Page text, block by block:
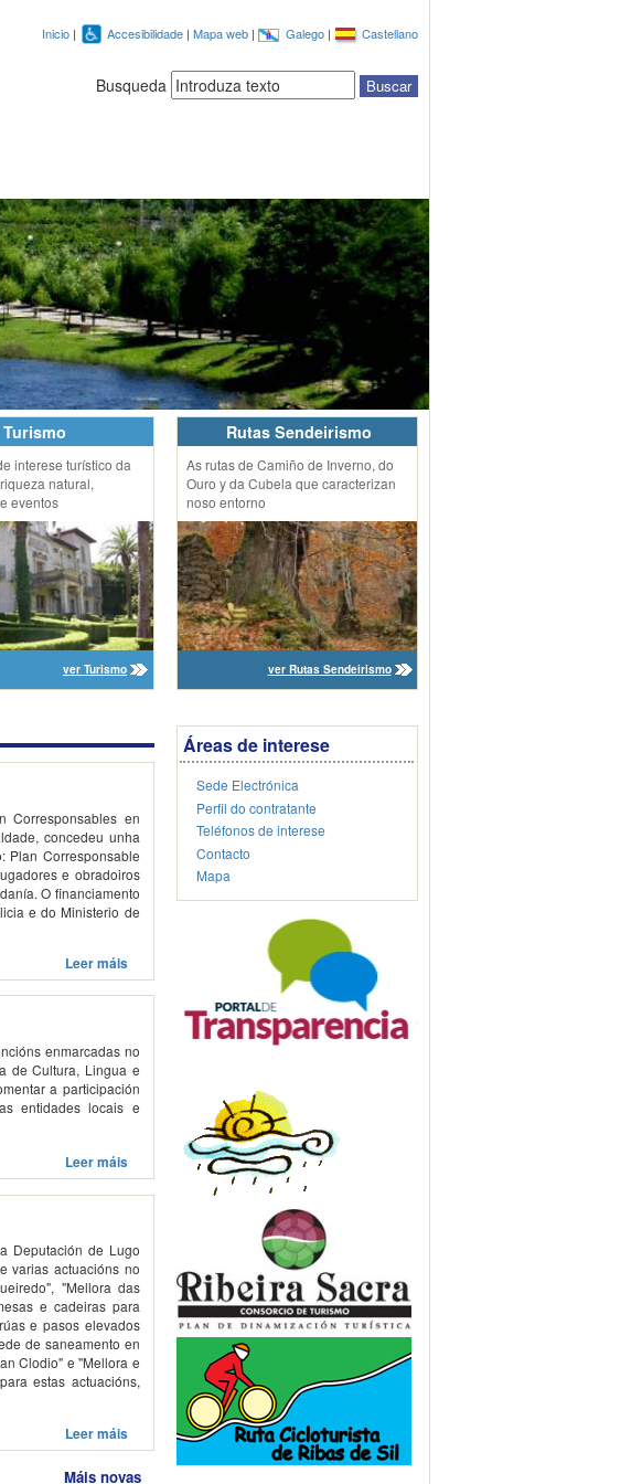
Inicio | Accesibilidade | Mapa web | Galego | Castellano
Busqueda
Turismo
interese turístico da
natural,
eventos
ver Turismo
Rutas Sendeirismo
As rutas de Camiño de Inverno, do
Ouro y da Cubela que caracterizan
noso entorno
ver Rutas Sendeirismo
Corresponsables en
concedeu unha
Plan Corresponsable
e obradoiros
O financiamento
e do Ministerio de
Leer máis
enmarcadas no
de Cultura, Lingua e
a participación
entidades locais e
Leer máis
Deputación de Lugo
varias actuacións no
"Mellora das
e cadeiras para
e pasos elevados
de saneamento en
Clodio" e "Mellora e
estas actuacións,
Leer máis
Máis novas
Áreas de interese
Sede Electrónica
Perfil do contratante
Teléfonos de interese
Contacto
Mapa